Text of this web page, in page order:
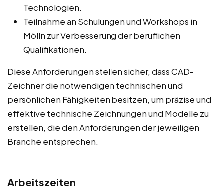
Technologien.
Teilnahme an Schulungen und Workshops in
Mölln zur Verbesserung der beruflichen
Qualifikationen.
Diese Anforderungen stellen sicher, dass CAD-
Zeichner die notwendigen technischen und
persönlichen Fähigkeiten besitzen, um präzise und
effektive technische Zeichnungen und Modelle zu
erstellen, die den Anforderungen der jeweiligen
Branche entsprechen.
Arbeitszeiten